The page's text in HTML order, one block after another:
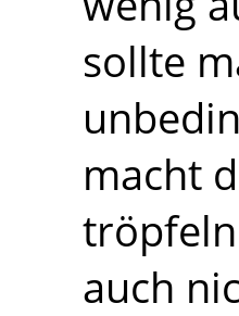
sollte
macht
auch